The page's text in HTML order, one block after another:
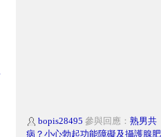
bopis28495 參與回應： 熟男共
病？小心勃起功能障礙及攝護腺肥